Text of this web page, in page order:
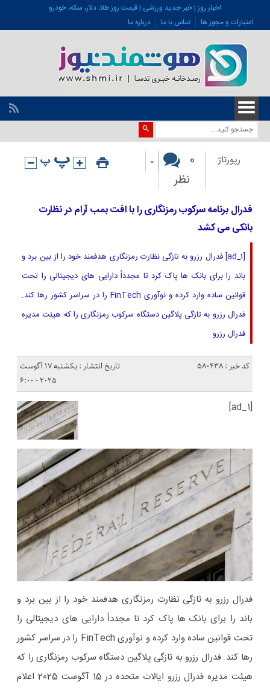
اخبار روز | خبر جدید ورزشی | قیمت روز طلا، دلار، سکه، خودرو
اعتبارات و مجوز ها
تماس با ما درباره ما
رپورتاژ
0
نظر
-
فدرال برنامه سرکوب رمزنگاری را با افت بمب آرام در نظارت
بانکی می کشد
[ad_1] فدرال رزرو به تازگی نظارت رمزنگاری هدفمند خود را از بین برد و
باند را برای بانک ها پاک کرد تا مجدداً دارایی های دیجیتالی را تحت
قوانین ساده وارد کرده و نوآوری FinTech را در سراسر کشور رها کند.
فدرال رزرو به تازگی پلاگین دستگاه سرکوب رمزنگاری را که هیئت مدیره
فدرال رزرو
کد خبر : 580438
تاریخ انتشار : یکشنبه 17 آگوست
2025 - 6:00
[ad_1]
فدرال رزرو به تازگی نظارت رمزنگاری هدفمند خود را از بین برد و
باند را برای بانک ها پاک کرد تا مجدداً دارایی های دیجیتالی را
تحت قوانین ساده وارد کرده و نوآوری FinTech را در سراسر کشور
رها کند. فدرال رزرو به تازگی پلاگین دستگاه سرکوب رمزنگاری را که
هیئت مدیره فدرال رزرو ایالات متحده در 15 آگوست 2025 اعلام